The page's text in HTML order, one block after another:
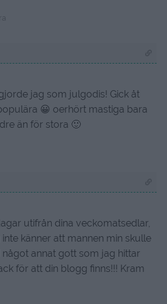
jag som julgodis! Gick åt
😀 oerhört mastiga bara
än för stora 🙂
utifrån dina veckomatsedlar,
känner att mannen min skulle
något annat gott som jag hittar
för att din blogg finns!!! Kram